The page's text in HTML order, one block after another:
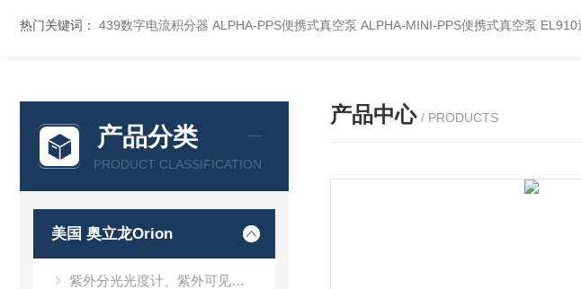
热门关键词： 439数字电流积分器 ALPHA-PPS便携式真空泵 ALPHA-MINI-PPS便携式真空泵 EL910
产品分类
PRODUCT CLASSIFICATION
美国 奥立龙Orion
紫外分光光度计、紫外可见分光光度计、UV
产品中心 / PRODUCTS